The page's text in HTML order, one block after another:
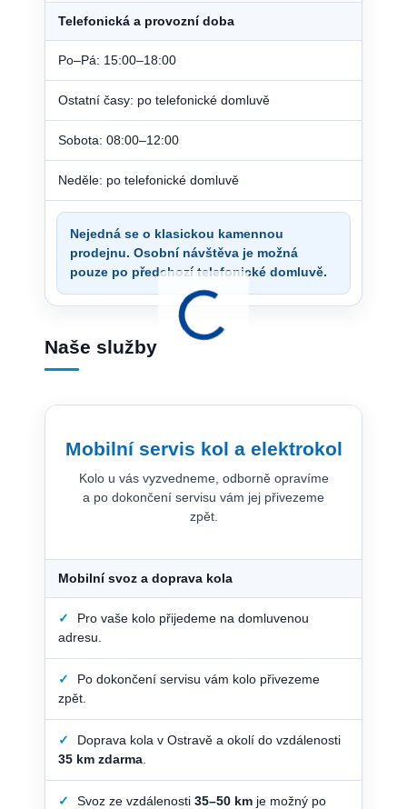
Telefonická a provozní doba
Po–Pá: 15:00–18:00
Ostatní časy: po telefonické domluvě
Sobota: 08:00–12:00
Neděle: po telefonické domluvě
Nejedná se o klasickou kamennou
prodejnu. Osobní návštěva je možná
pouze po předchozí telefonické domluvě.
Naše služby
Mobilní servis kol a elektrokol
Kolo u vás vyzvedneme, odborně opravíme
a po dokončení servisu vám jej přivezeme
zpět.
Mobilní svoz a doprava kola
✓
Pro vaše kolo přijedeme na domluvenou
adresu.
✓
Po dokončení servisu vám kolo přivezeme
zpět.
✓
Doprava kola v Ostravě a okolí do vzdálenosti
35 km zdarma
✓ Svoz ze vzdálenosti 35–50 km je možný po